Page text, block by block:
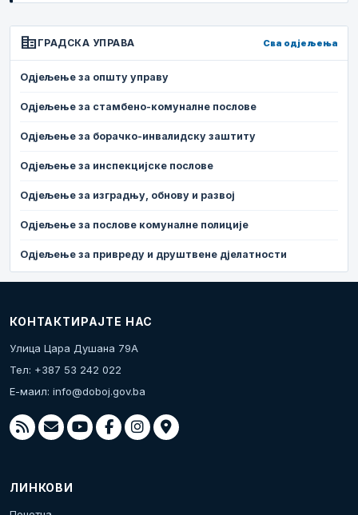
corporate_fare ГРАДСКА УПРАВА Сва одјељења
Одјељење за општу управу
Одјељење за стамбено-комуналне послове
Одјељење за борачко-инвалидску заштиту
Одјељење за инспекцијске послове
Одјељење за изградњу, обнову и развој
Одјељење за послове комуналне полиције
Одјељење за привреду и друштвене дјелатности
КОНТАКТИРАЈТЕ НАС
Улица Цара Душана 79А
Тел: +387 53 242 022
Е-маил: info@doboj.gov.ba
ЛИНКОВИ